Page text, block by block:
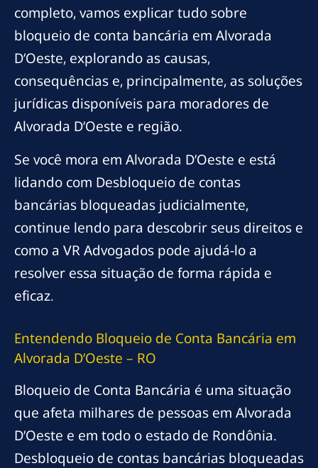
completo, vamos explicar tudo sobre
bloqueio de conta bancária em Alvorada
D’Oeste, explorando as causas,
consequências e, principalmente, as soluções
jurídicas disponíveis para moradores de
Alvorada D’Oeste e região.
Se você mora em Alvorada D’Oeste e está
lidando com Desbloqueio de contas
bancárias bloqueadas judicialmente,
continue lendo para descobrir seus direitos e
como a VR Advogados pode ajudá-lo a
resolver essa situação de forma rápida e
eficaz.
Entendendo Bloqueio de Conta Bancária em
Alvorada D’Oeste – RO
Bloqueio de Conta Bancária é uma situação
que afeta milhares de pessoas em Alvorada
D’Oeste e em todo o estado de Rondônia.
Desbloqueio de contas bancárias bloqueadas